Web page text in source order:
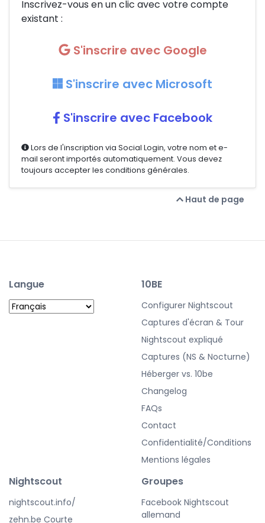
Inscrivez-vous en un clic avec votre compte
existant :
S'inscrire avec Google
S'inscrire avec Microsoft
S'inscrire avec Facebook
Lors de l'inscription via Social Login, votre nom et e-
mail seront importés automatiquement. Vous devez
toujours accepter les conditions générales.
Haut de page
Langue 10BE
Configurer Nightscout
Captures d'écran & Tour
Nightscout expliqué
Captures (NS & Nocturne)
Héberger vs. 10be
Changelog
FAQs
Contact
Confidentialité/Conditions
Mentions légales
Nightscout
nightscout.info/
zehn.be Courte
Groupes
Facebook Nightscout
allemand